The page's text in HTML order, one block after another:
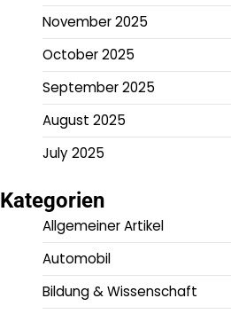
November 2025
October 2025
September 2025
August 2025
July 2025
Kategorien
Allgemeiner Artikel
Automobil
Bildung & Wissenschaft